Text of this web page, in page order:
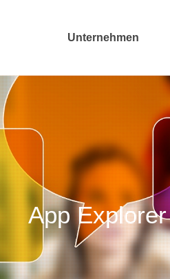
Unternehmen
App Explorer